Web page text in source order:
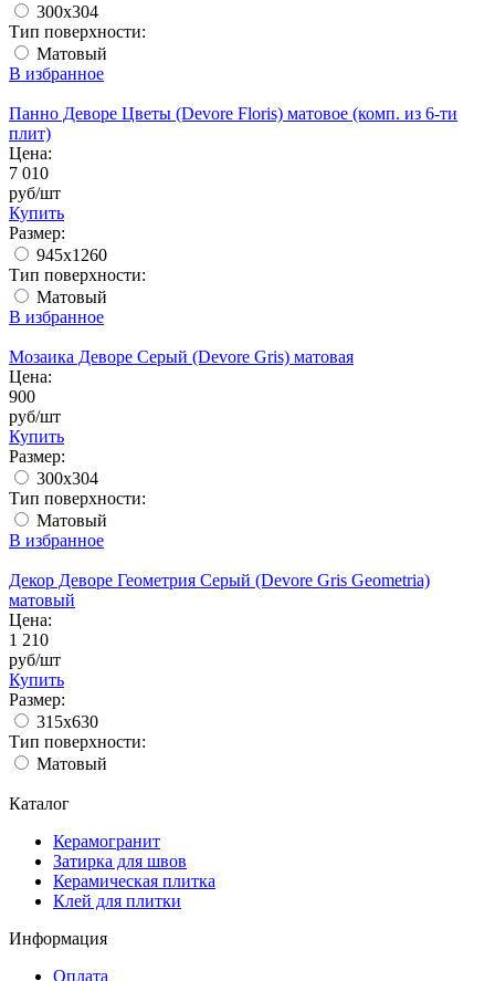
300x304
Тип поверхности:
Матовый
В избранное
Панно Деворе Цветы (Devore Floris) матовое (комп. из 6-ти
плит)
Цена:
7 010
руб/шт
Купить
Размер:
945x1260
Тип поверхности:
Матовый
В избранное
Мозаика Деворе Серый (Devore Gris) матовая
Цена:
900
руб/шт
Купить
Размер:
300x304
Тип поверхности:
Матовый
В избранное
Декор Деворе Геометрия Серый (Devore Gris Geometria)
матовый
Цена:
1 210
руб/шт
Купить
Размер:
315x630
Тип поверхности:
Матовый
Каталог
Керамогранит
Затирка для швов
Керамическая плитка
Клей для плитки
Информация
Оплата